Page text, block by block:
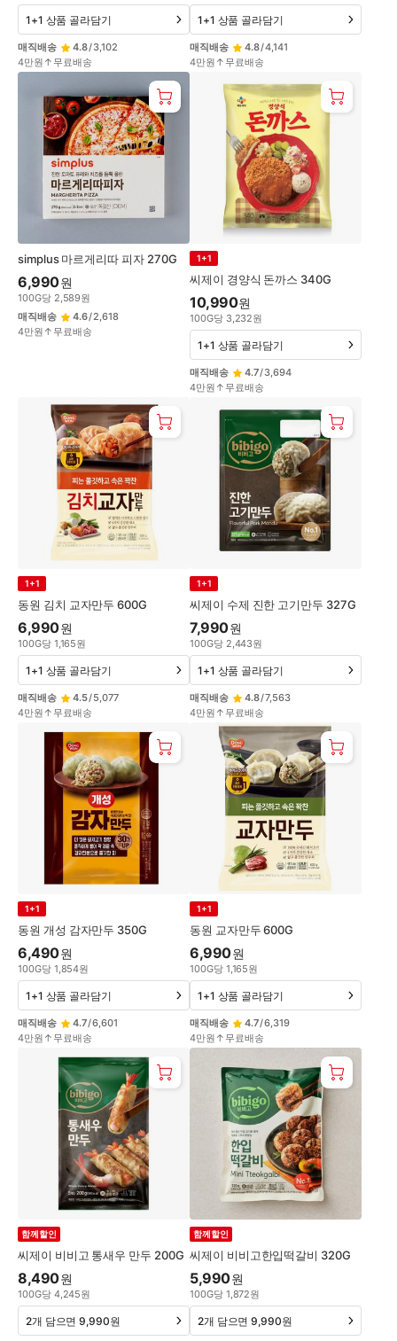
매직배송 4.8/3,102
4만원↑무료배송
1+1 상품 골라담기
매직배송 4.8/4,141
4만원↑무료배송
1+1 상품 골라담기
simplus 마르게리따 피자 270G
6,990원
100G당 2,589원
매직배송
4.6/2,618
4만원↑무료배송
씨제이 경양식 돈까스 340G
1+1
10,990원
100G당 3,232원
매직배송 4.7/3,694
4만원↑무료배송
1+1 상품 골라담기
동원 김치 교자만두 600G
1+1
6,990원
100G당 1,165원
매직배송 4.5/5,077
4만원↑무료배송
1+1 상품 골라담기
씨제이 수제 진한 고기만두 327G
1+1
7,990원
100G당 2,443원
매직배송 4.8/7,563
4만원↑무료배송
1+1 상품 골라담기
동원 개성 감자만두 350G
1+1
6,490원
100G당 1,854원
매직배송 4.7/6,601
4만원↑무료배송
1+1 상품 골라담기
동원 교자만두 600G
1+1
6,990원
100G당 1,165원
매직배송 4.7/6,319
4만원↑무료배송
1+1 상품 골라담기
씨제이 비비고 통새우 만두 200G
함께할인
8,490원
100G당 4,245원
2개 담으면 9,990원
씨제이 비비고한입떡갈비 320G
함께할인
5,990원
100G당 1,872원
2개 담으면 9,990원